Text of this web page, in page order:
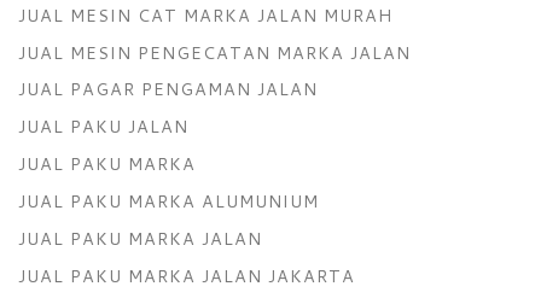
JUAL MESIN CAT MARKA JALAN MURAH
JUAL MESIN PENGECATAN MARKA JALAN
JUAL PAGAR PENGAMAN JALAN
JUAL PAKU JALAN
JUAL PAKU MARKA
JUAL PAKU MARKA ALUMUNIUM
JUAL PAKU MARKA JALAN
JUAL PAKU MARKA JALAN JAKARTA